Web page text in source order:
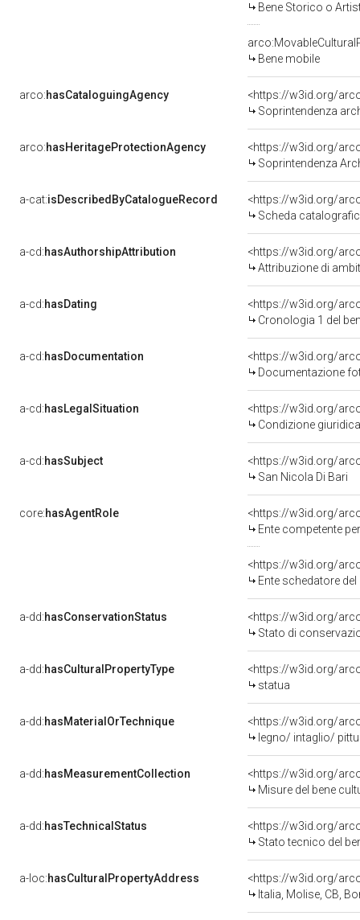
Bene Storico o
Bene mobile
arco:hasCataloguingAgency
<https://w3id.org/
Soprintendenza
arco:hasHeritageProtectionAgency
<https://w3id.org/
Soprintendenza
a-cat:isDescribedByCatalogueRecord
<https://w3id.org/
Scheda
a-cd:hasAuthorshipAttribution
<https://w3id.org/
Attribuzione di
a-cd:hasDating
<https://w3id.org/
Cronologia 1 del
a-cd:hasDocumentation
Documentazione
a-cd:hasLegalSituation
Condizione
a-cd:hasSubject
<https://w3id.org/
San Nicola Di Bari
core:hasAgentRole
<https://w3id.org/
Ente competente per
<https://w3id.org/
Ente schedatore del bene
a-dd:hasConservationStatus
<https://w3id.org/
Stato di
a-dd:hasCulturalPropertyType
<https://w3id.org/
statua
a-dd:hasMaterialOrTechnique
<https://w3id.org/
legno/ intaglio/
a-dd:hasMeasurementCollection
<https://w3id.org/
Misure del bene
a-dd:hasTechnicalStatus
<https://w3id.org/
Stato tecnico del
a-loc:hasCulturalPropertyAddress
<https://w3id.org/
Italia, Molise, CB,